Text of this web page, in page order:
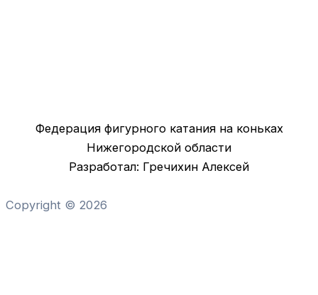
Федерация фигурного катания на коньках
Нижегородской области
Разработал: Гречихин Алексей
Copyright © 2026